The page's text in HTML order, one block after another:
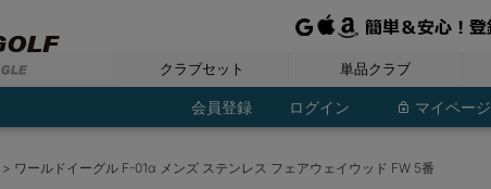
クラブセット
メンズ
レディース
ジュニア
単品クラブ
ドライバー
フェアウェイウッド
ユーティリティ
アイアン
ウェッジ・チッパーマイページ
会員登録 ログイン
ワールドイーグル F-01α メンズ ステンレス フェアウェイウッド FW 5番